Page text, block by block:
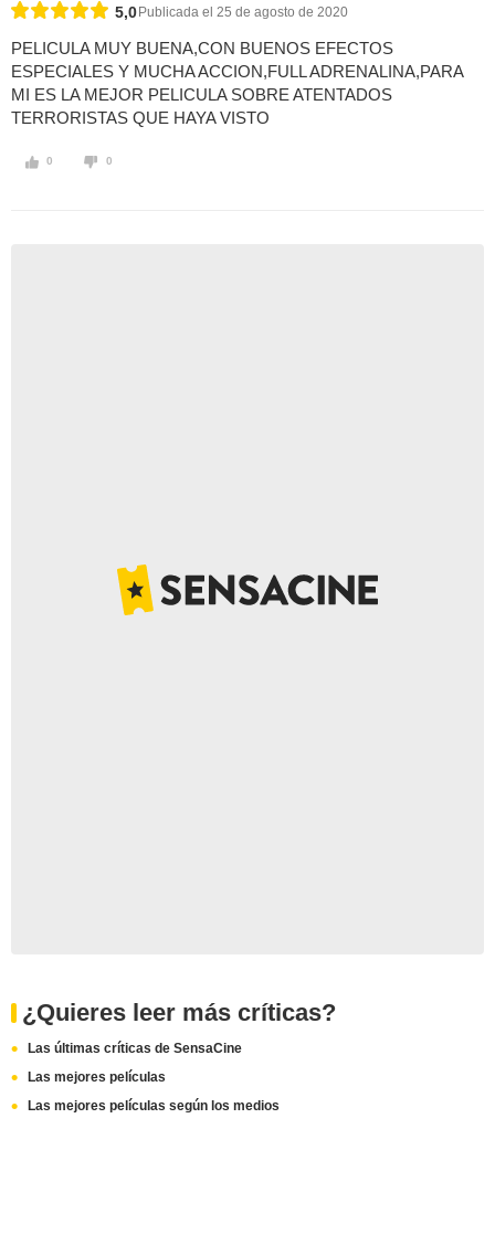
5,0 Publicada el 25 de agosto de 2020
PELICULA MUY BUENA,CON BUENOS EFECTOS
ESPECIALES Y MUCHA ACCION,FULL ADRENALINA,PARA
MI ES LA MEJOR PELICULA SOBRE ATENTADOS
TERRORISTAS QUE HAYA VISTO
0 0
¿Quieres leer más críticas?
Las últimas críticas de SensaCine
Las mejores películas
Las mejores películas según los medios